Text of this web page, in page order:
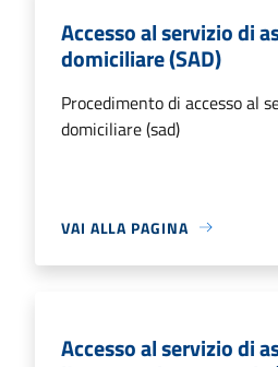
Accesso al servizio di
domiciliare (SAD)
Procedimento di accesso al
domiciliare (sad)
VAI ALLA PAGINA
Accesso al servizio di